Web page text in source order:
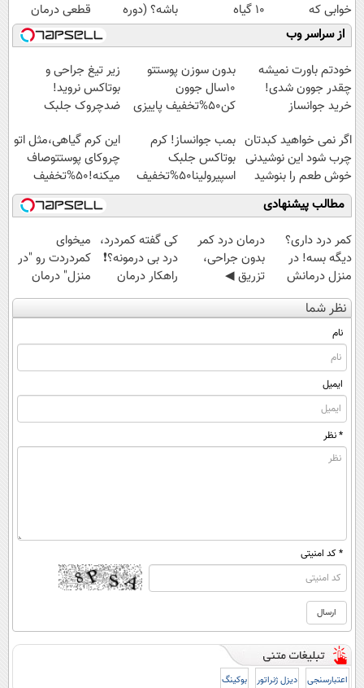
خوابی که
میلیاردر شد.
آموزش رایگان
10 گیاه
موثر(تخفیف تا
امشب)
باشه؟ (دوره
رایگان درآمد
میلیاردی)
قطعی درمان
کنید!
◗پرسش‌نامه◖
از سراسر وب
خودتم باورت نمیشه
چقدر جوون شدی!
خرید جوانساز
ویژه
بدون سوزن پوستتو
10سال جوون
کن50%تخفیف پاییزی
زیر تیغ جراحی و
بوتاکس نروید!
ضدچروک جلبک
اگر نمی خواهید کبدتان
چرب شود این نوشیدنی
خوش طعم را بنوشید
بمب جوانساز! کرم
بوتاکس جلبک
اسپیرولینا50%تخفیف
این کرم گیاهی،مثل اتو
چروکای پوستتوصاف
میکنه!50%تخفیف
مطالب پیشنهادی
کمر درد داری؟
دیگه بسه! در
منزل درمانش
کن
(◀پرسش‌نامه)
درمان درد کمر
بدون جراحی،
تزریق ◀
پرسش‌نامه رو پر
کن ▶
کی گفته کمردرد،
درد بی درمونه؟❗
راهکار درمان
+پرسشنامه
میخوای
کمردردت رو "در
منزل" درمان
کنی؟ (◂فیلم +
◂پرسش‌نامه)
نظر شما
نام
ایمیل
* نظر
* کد امنیتی
اعتبارسنجی دیزل ژنراتور بوکینگ